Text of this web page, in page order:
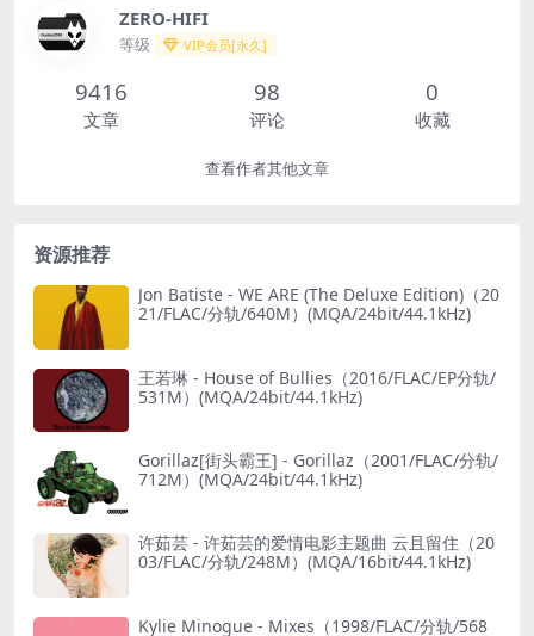
ZERO-HIFI
等级 VIP会员[永久]
9416
文章
98
评论
0
收藏
查看作者其他文章
资源推荐
Jon Batiste - WE ARE (The Deluxe Edition)（20
21/FLAC/分轨/640M）(MQA/24bit/44.1kHz)
王若琳 - House of Bullies（2016/FLAC/EP分轨/
531M）(MQA/24bit/44.1kHz)
Gorillaz[街头霸王] - Gorillaz（2001/FLAC/分轨/
712M）(MQA/24bit/44.1kHz)
许茹芸 - 许茹芸的爱情电影主题曲 云且留住（20
03/FLAC/分轨/248M）(MQA/16bit/44.1kHz)
Kylie Minogue - Mixes（1998/FLAC/分轨/568